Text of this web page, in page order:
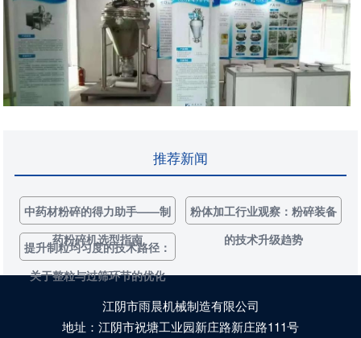
推荐新闻
中药材粉碎的得力助手——制
药粉碎机选型指南
粉体加工行业观察：粉碎装备
的技术升级趋势
提升制粒均匀度的技术路径：
关于整粒与过筛环节的优化
江阴市雨晨机械制造有限公司
地址：江阴市祝塘工业园新庄路新庄路111号